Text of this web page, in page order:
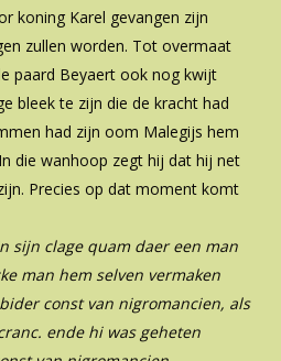
koning Karel gevangen zijn
zullen worden. Tot overmaat
paard Beyaert ook nog kwijt
bleek te zijn die de kracht had
had zijn oom Malegijs hem
die wanhoop zegt hij dat hij net
Precies op dat moment komt
sijn clage quam daer een man
man hem selven vermaken
const van nigromancien, als
ende hi was geheten